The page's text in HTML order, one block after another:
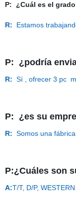
P: ¿Cuál es el
R: Estamos
P: ¿podría
R: Sí , ofrecer 3 pc
P: ¿es su
R: Somos una
P:¿Cuáles son
A:T/T, D/P, WESTERN